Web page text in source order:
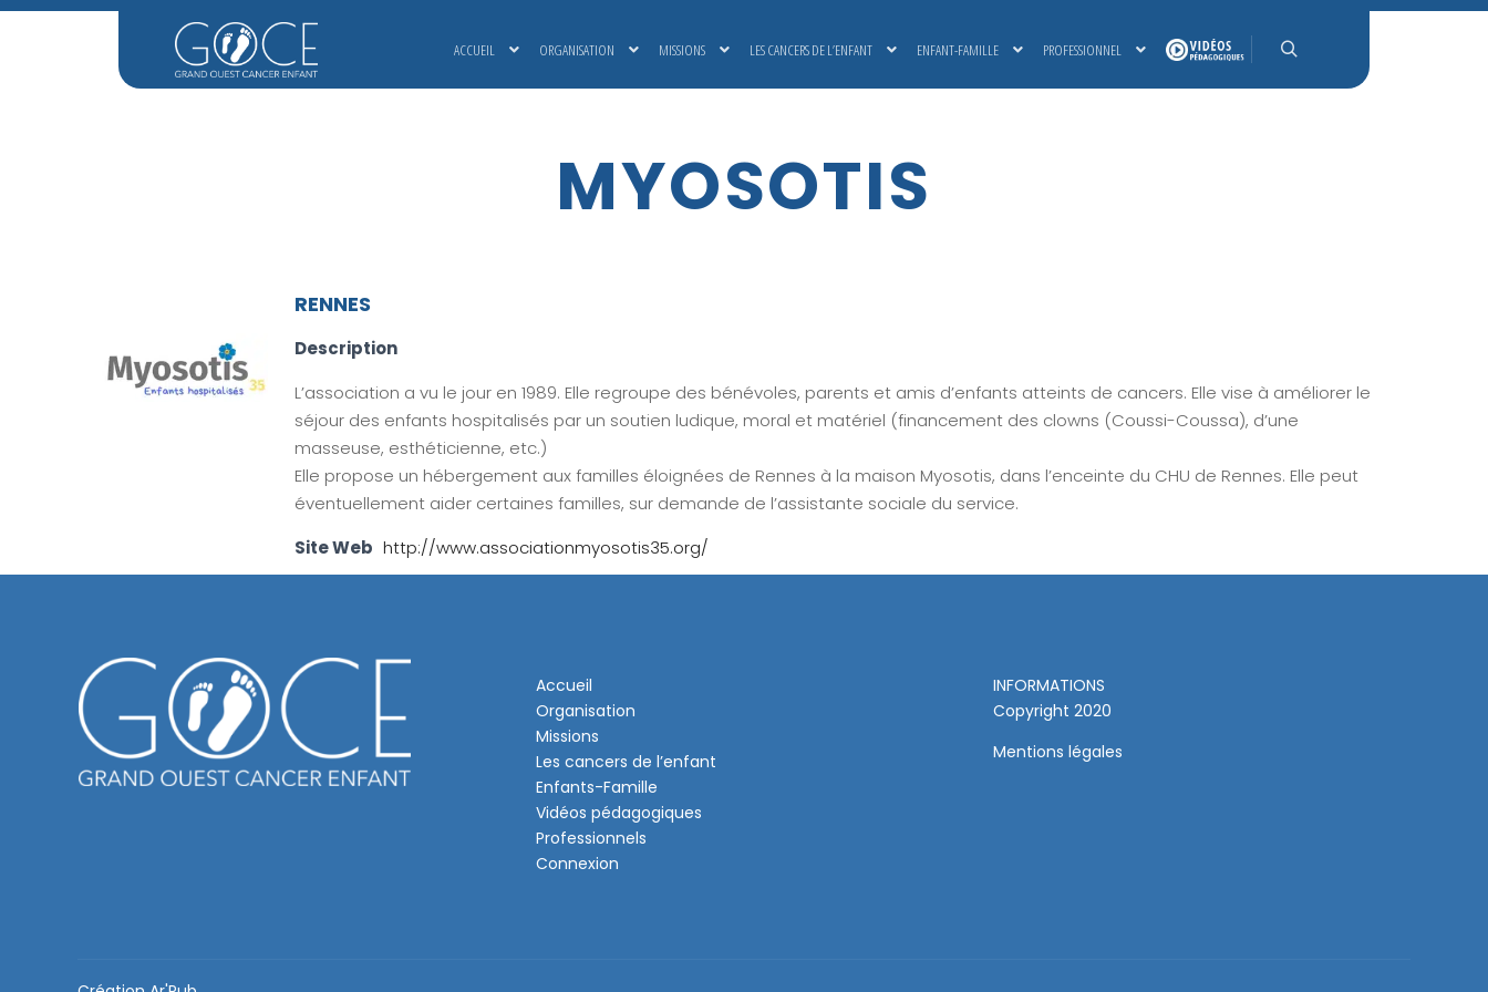
ACCUEIL ORGANISATION MISSIONS LES CANCERS DE L’ENFANT ENFANT-FAMILLE PROFESSIONNEL
Rechercher
MYOSOTIS
RENNES
Description
L’association a vu le jour en 1989. Elle regroupe des bénévoles, parents et amis d’enfants atteints de cancers. Elle vise à améliorer le
séjour des enfants hospitalisés par un soutien ludique, moral et matériel (financement des clowns (Coussi-Coussa), d’une
masseuse, esthéticienne, etc.)
Elle propose un hébergement aux familles éloignées de Rennes à la maison Myosotis, dans l’enceinte du CHU de Rennes. Elle peut
éventuellement aider certaines familles, sur demande de l’assistante sociale du service.
Site Web http://www.associationmyosotis35.org/
Accueil
Organisation
Missions
Les cancers de l’enfant
Enfants-Famille
Vidéos pédagogiques
Professionnels
Connexion
INFORMATIONS
Copyright 2020
Mentions légales